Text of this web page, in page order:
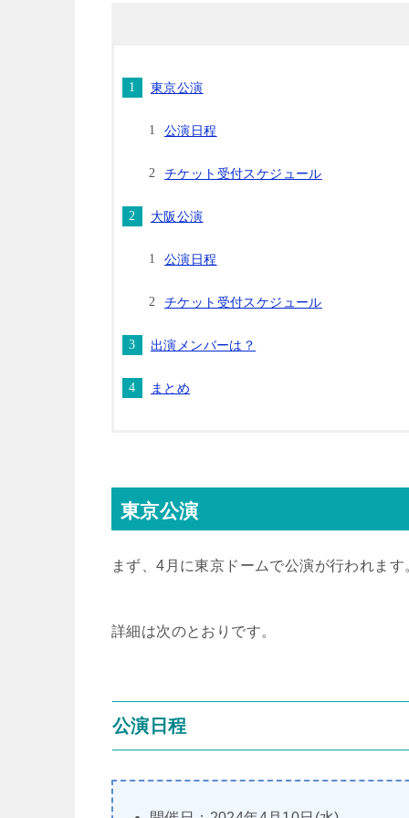
東京公演
公演日程
チケット受付スケジュール
大阪公演
公演日程
チケット受付スケジュール
出演メンバーは？
まとめ
東京公演
まず、4月に東京ドームで公演が行われます
詳細は次のとおりです。
公演日程